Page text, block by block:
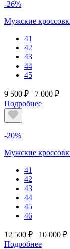
-26%
Мужские
41
42
43
44
45
9 500 ₽
7 000 ₽
Подробнее
-20%
Мужские
41
42
43
44
45
46
12 500 ₽
10 000 ₽
Подробнее